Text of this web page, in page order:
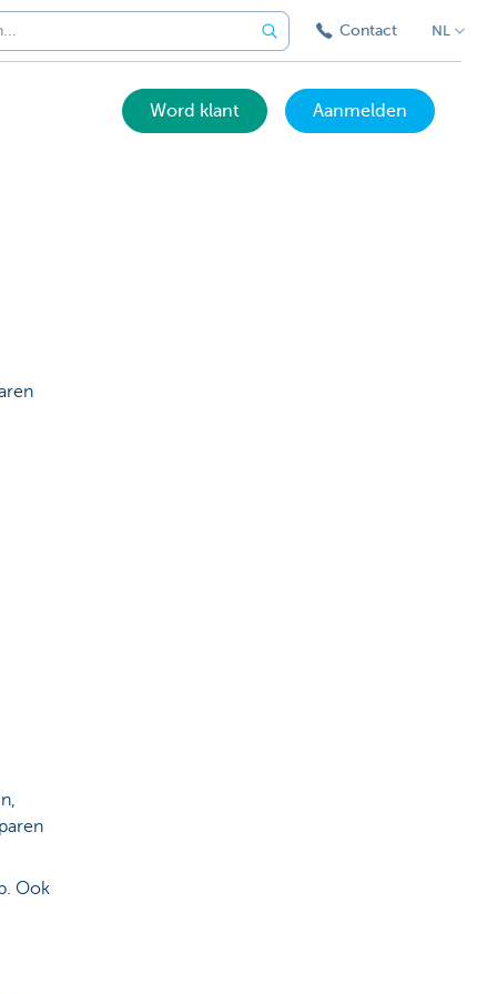
Contact NL
Word klant Aanmelden
Ook